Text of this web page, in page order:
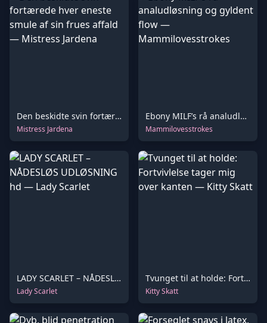
Den beskidte svin fortærede hver eneste smule af sin frues affald
Mistress Jardena
Ebony MILF’s rå analudløsning og gyldent flow
Mammilovesstrokes
LADY SCARLET – NÅDESLØS UDLØSNING hd
Lady Scarlet
Tvunget til at holde: Fortvivlelse tager mig over kanten
Kitty Skatt